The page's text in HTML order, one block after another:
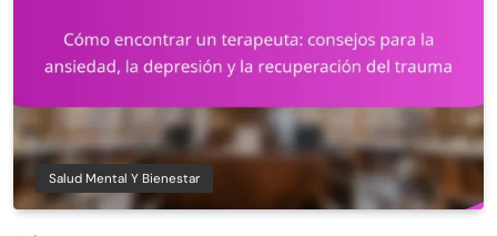
Salud Mental Y Bienestar